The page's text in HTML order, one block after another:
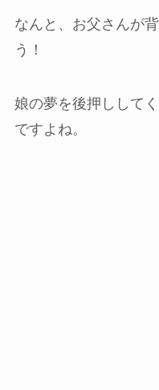
なんと、お父さんが
う！
娘の夢を後押しして
ですよね。